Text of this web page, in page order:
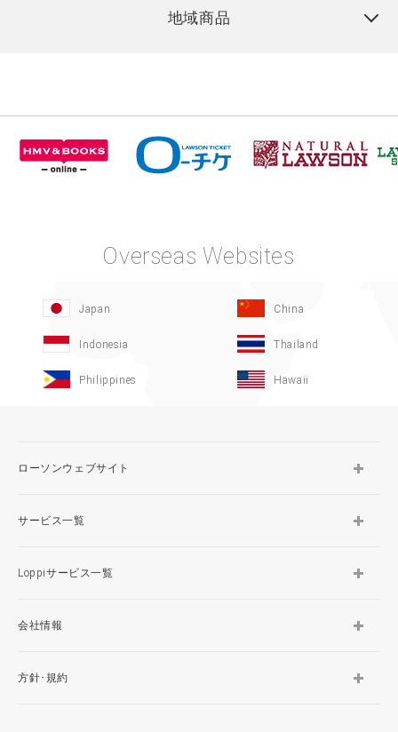
地域商品
Overseas Websites
Japan China
Indonesia Thailand
Philippines Hawaii
ローソンウェブサイト
サービス一覧
Loppiサービス一覧
会社情報
方針･規約